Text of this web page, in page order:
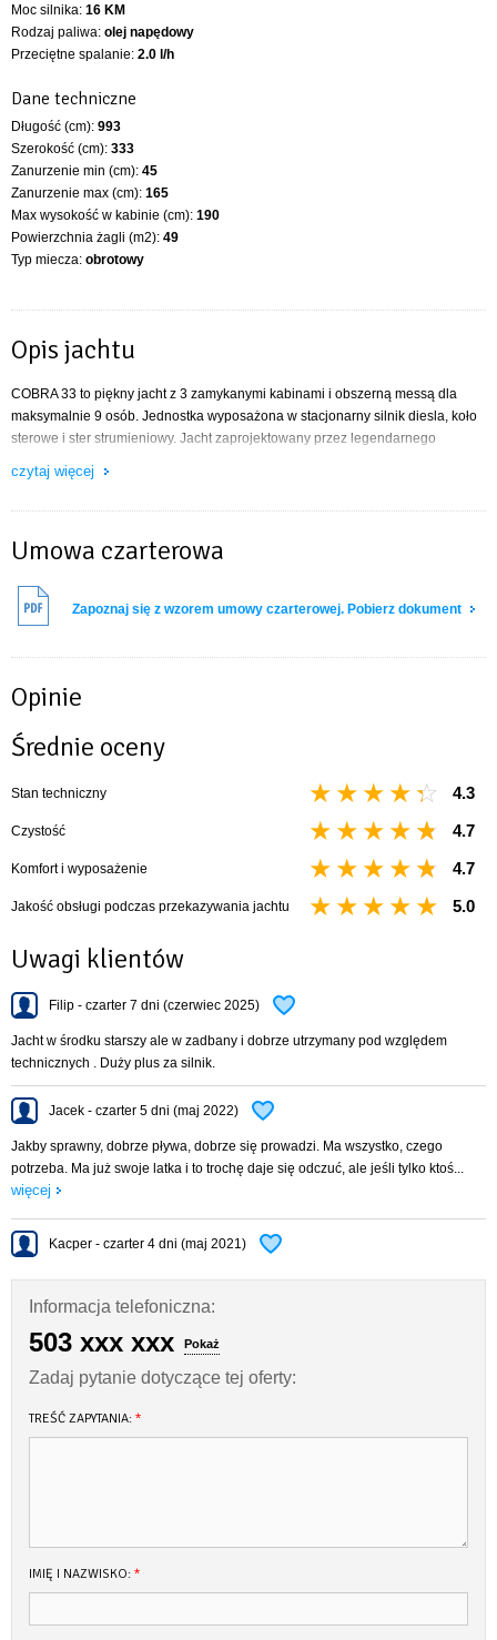
Moc silnika: 16 KM
Rodzaj paliwa: olej napędowy
Przeciętne spalanie: 2.0 l/h
Dane techniczne
Długość (cm): 993
Szerokość (cm): 333
Zanurzenie min (cm): 45
Zanurzenie max (cm): 165
Max wysokość w kabinie (cm): 190
Powierzchnia żagli (m2): 49
Typ miecza: obrotowy
Opis jachtu
COBRA 33 to piękny jacht z 3 zamykanymi kabinami i obszerną messą dla
maksymalnie 9 osób. Jednostka wyposażona w stacjonarny silnik diesla, koło
sterowe i ster strumieniowy. Jacht zaprojektowany przez legendarnego
jednostek. Ma wspaniałe właściwości nautyczne i śmiało może uczestniczyć w
Dane techniczne:
Długość kadłuba- 9,93m
Szerokość kadłuba- 3,33m
Wysokość nad KLW- 15,15m
Zanurzenie minimalne- 0,45m
Ładowność- 1100kg
Grot- 32m2
Fok- 26m2
Wyposażenie:
sztywny sztag,
roll fok,
patent/bramka masztu,
prysznic,
radio,
CD,
TV,
lodówka,
ciepła woda,
echosonda,
oświetlenie kokpitu,
instalacja wody pitnej,
tent,
relingi,
zlewozmywak,
napełniona butla turystyczna z gazem,
pełne wyposażenie kambuza,
środki ratunkowe i gaśnica,
stolik kokpitowy,
pagaje,
bosak,
odbijacze,
czytaj więcej
Umowa czarterowa
Zapoznaj się z wzorem umowy czarterowej. Pobierz dokument
Opinie
Średnie oceny
Stan techniczny 4.3
Czystość 4.7
Komfort i wyposażenie 4.7
Jakość obsługi podczas przekazywania jachtu 5.0
Uwagi klientów
Filip - czarter 7 dni (czerwiec 2025)
Jacht w środku starszy ale w zadbany i dobrze utrzymany pod względem
technicznych . Duży plus za silnik.
Jacek - czarter 5 dni (maj 2022)
Jakby sprawny, dobrze pływa, dobrze się prowadzi. Ma wszystko, czego
potrzeba. Ma już swoje latka i to trochę daje się odczuć, ale jeśli tylko ktoś...
więcej
Kacper - czarter 4 dni (maj 2021)
Informacja telefoniczna:
503 xxx xxx Pokaż
Zadaj pytanie dotyczące tej oferty:
TREŚĆ ZAPYTANIA: *
IMIĘ I NAZWISKO: *